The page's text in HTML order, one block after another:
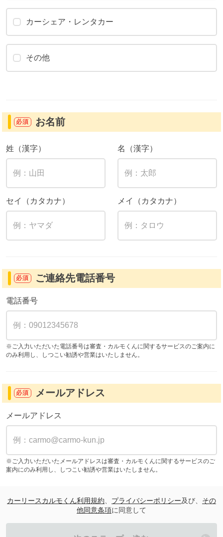
カーシェア・レンタカー
その他
必須 お名前
姓（漢字） 名（漢字）
セイ（カタカナ） メイ（カタカナ）
必須 ご連絡先電話番号
電話番号
※ご入力いただいた電話番号は審査・カルモくんに関するサービスのご案内に
のみ利用し、しつこい勧誘や営業はいたしません。
必須 メールアドレス
メールアドレス
※ご入力いただいたメールアドレスは審査・カルモくんに関するサービスのご
案内にのみ利用し、しつこい勧誘や営業はいたしません。
カーリースカルモくん利用規約 プライバシーポリシー及び、 その
他同意条項に同意して